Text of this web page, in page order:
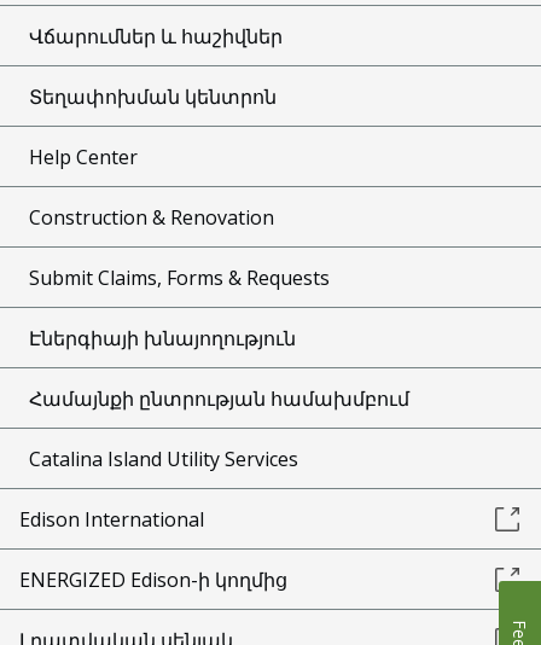
Վճարումներ և հաշիվներ
Տեղափոխման կենտրոն
Help Center
Construction & Renovation
Submit Claims, Forms & Requests
Էներգիայի խնայողություն
Համայնքի ընտրության համախմբում
Catalina Island Utility Services
Edison International
ENERGIZED Edison-ի կողմից
Լրատվական սենյակ